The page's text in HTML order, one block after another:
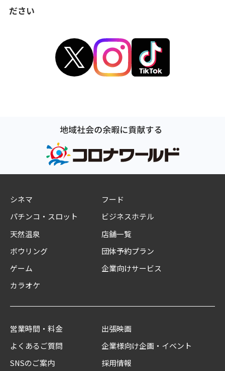
ださい
シネマ
パチンコ・スロット
天然温泉
ボウリング
ゲーム
カラオケ
フード
ビジネスホテル
店舗一覧
団体予約プラン
企業向けサービス
営業時間・料金
よくあるご質問
SNSのご案内
出張映画
企業様向け企画・イベント
採用情報